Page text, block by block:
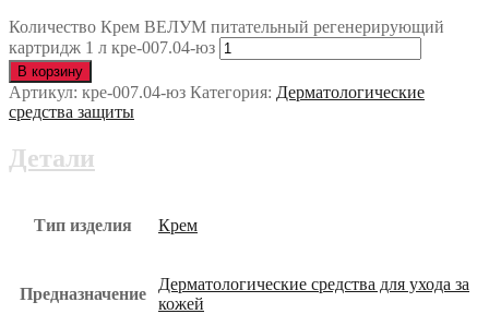
Количество Крем ВЕЛУМ питательный регенерирующий
картридж 1 л кре-007.04-юз
В корзину
Артикул: кре-007.04-юз Категория: Дерматологические
средства защиты
Детали
Тип изделия Крем
Предназначение
Дерматологические средства для ухода за
кожей